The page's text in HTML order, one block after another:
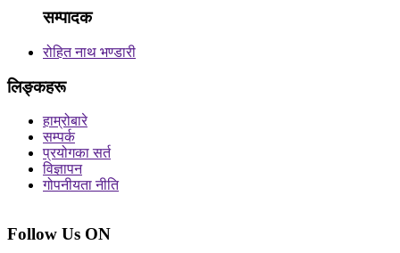
सम्पादक
रोहित नाथ भण्डारी
लिङ्कहरू
हाम्रोबारे
सम्पर्क
प्रयोगका सर्त
विज्ञापन
गोपनीयता नीति
Follow Us ON